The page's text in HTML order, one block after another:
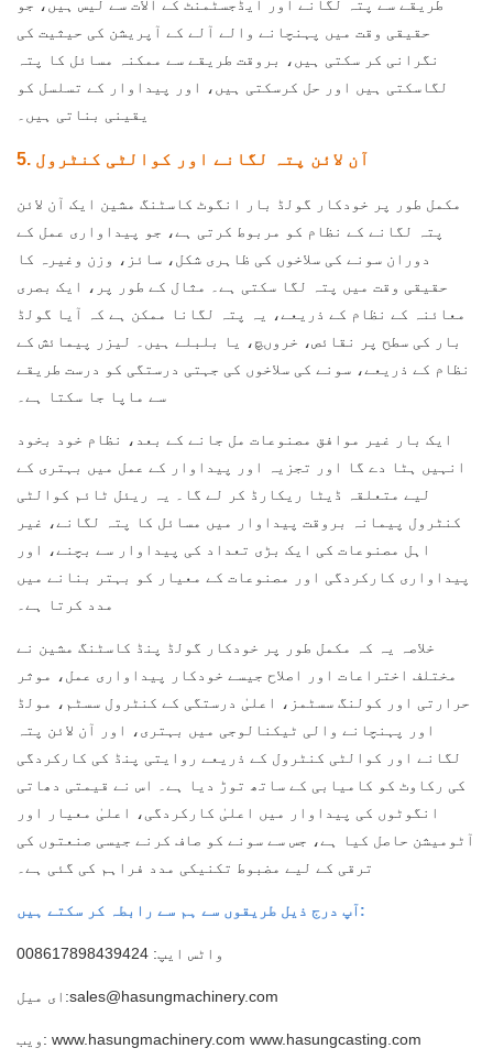
طریقے سے پتہ لگانے اور ایڈجسٹمنٹ کے آلات سے لیس ہیں، جو
حقیقی وقت میں پہنچانے والے آلے کے آپریشن کی حیثیت کی
نگرانی کر سکتی ہیں، بروقت طریقے سے ممکنہ مسائل کا پتہ
لگاسکتی ہیں اور حل کرسکتی ہیں، اور پیداوار کے تسلسل کو
یقینی بناتی ہیں۔
5. آن لائن پتہ لگانے اور کوالٹی کنٹرول
مکمل طور پر خودکار گولڈ بار انگوٹ کاسٹنگ مشین ایک آن لائن
پتہ لگانے کے نظام کو مربوط کرتی ہے، جو پیداواری عمل کے
دوران سونے کی سلاخوں کی ظاہری شکل، سائز، وزن وغیرہ کا
حقیقی وقت میں پتہ لگا سکتی ہے۔ مثال کے طور پر، ایک بصری
معائنہ کے نظام کے ذریعے، یہ پتہ لگانا ممکن ہے کہ آیا گولڈ
بار کی سطح پر نقائص، خروںچ، یا بلبلے ہیں۔ لیزر پیمائش کے
نظام کے ذریعے، سونے کی سلاخوں کی جہتی درستگی کو درست طریقے
سے ماپا جا سکتا ہے۔
ایک بار غیر موافق مصنوعات مل جانے کے بعد، نظام خود بخود
انہیں ہٹا دے گا اور تجزیہ اور پیداوار کے عمل میں بہتری کے
لیے متعلقہ ڈیٹا ریکارڈ کر لے گا۔ یہ ریئل ٹائم کوالٹی
کنٹرول پیمانہ بروقت پیداوار میں مسائل کا پتہ لگانے، غیر
اہل مصنوعات کی ایک بڑی تعداد کی پیداوار سے بچنے، اور
پیداواری کارکردگی اور مصنوعات کے معیار کو بہتر بنانے میں
مدد کرتا ہے۔
خلاصہ یہ کہ مکمل طور پر خودکار گولڈ پنڈ کاسٹنگ مشین نے
مختلف اختراعات اور اصلاح جیسے خودکار پیداواری عمل، موثر
حرارتی اور کولنگ سسٹمز، اعلیٰ درستگی کے کنٹرول سسٹم، مولڈ
اور پہنچانے والی ٹیکنالوجی میں بہتری، اور آن لائن پتہ
لگانے اور کوالٹی کنٹرول کے ذریعے روایتی پنڈ کی کارکردگی
کی رکاوٹ کو کامیابی کے ساتھ توڑ دیا ہے۔ اس نے قیمتی دھاتی
انگوٹوں کی پیداوار میں اعلیٰ کارکردگی، اعلیٰ معیار اور
آٹومیشن حاصل کیا ہے، جس سے سونے کو صاف کرنے جیسی صنعتوں کی
ترقی کے لیے مضبوط تکنیکی مدد فراہم کی گئی ہے۔
آپ درج ذیل طریقوں سے ہم سے رابطہ کر سکتے ہیں:
واٹس ایپ: 008617898439424
ای میل:sales@hasungmachinery.com
ویب: www.hasungmachinery.com www.hasungcasting.com